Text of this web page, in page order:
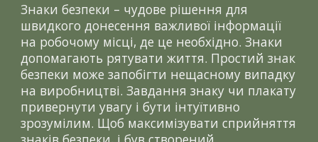
Знаки безпеки – чудове рішення для
швидкого донесення важливої інформації
на робочому місці, де це необхідно. Знаки
допомагають рятувати життя. Простий знак
безпеки може запобігти нещасному випадку
на виробництві. Завдання знаку чи плакату
привернути увагу і бути інтуїтивно
зрозумілим. Щоб максимізувати сприйняття